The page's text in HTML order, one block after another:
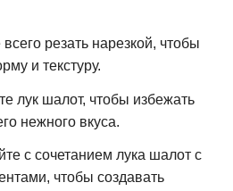
резать нарезкой, чтобы
и текстуру.
лук шалот, чтобы избежать
нежного вкуса.
с сочетанием лука шалот с
чтобы создавать